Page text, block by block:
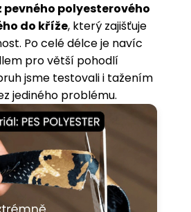
pevného polyesterového
do kříže, který zajišťuje
Po celé délce je navíc
pro větší pohodlí
jsme testovali i tažením
jediného problému.